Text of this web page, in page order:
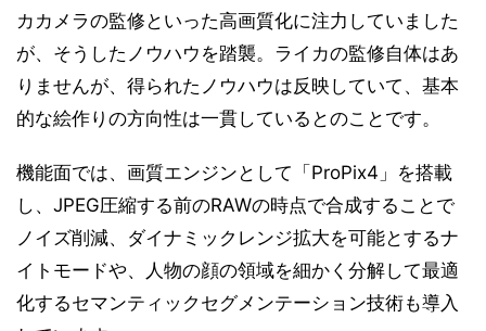
カカメラの監修といった高画質化に注力していました
が、そうしたノウハウを踏襲。ライカの監修自体はあ
りませんが、得られたノウハウは反映していて、基本
的な絵作りの方向性は一貫しているとのことです。
機能面では、画質エンジンとして「ProPix4」を搭載
し、JPEG圧縮する前のRAWの時点で合成することで
ノイズ削減、ダイナミックレンジ拡大を可能とするナ
イトモードや、人物の顔の領域を細かく分解して最適
化するセマンティックセグメンテーション技術も導入